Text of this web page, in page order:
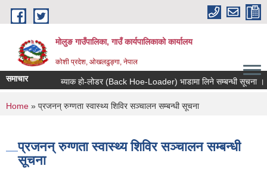
Skip to main content
मोलुङ गाउँपालिका, गाउँ कार्यपालिकाको कार्यालय
कोशी प्रदेश, ओखलढुङ्गा, नेपाल
समाचार ब्याक हो-लोडर (Back Hoe-Loader) भाडामा लिने सम्बन्धी सूचना ।
You are here
Home » प्रजनन् रुग्णता स्वास्थ्य शिविर सञ्चालन सम्बन्धी सूचना
प्रजनन् रुग्णता स्वास्थ्य शिविर सञ्चालन सम्बन्धी
सूचना